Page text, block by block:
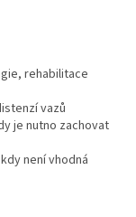
rehabilitace
vazů
je nutno zachovat
není vhodná